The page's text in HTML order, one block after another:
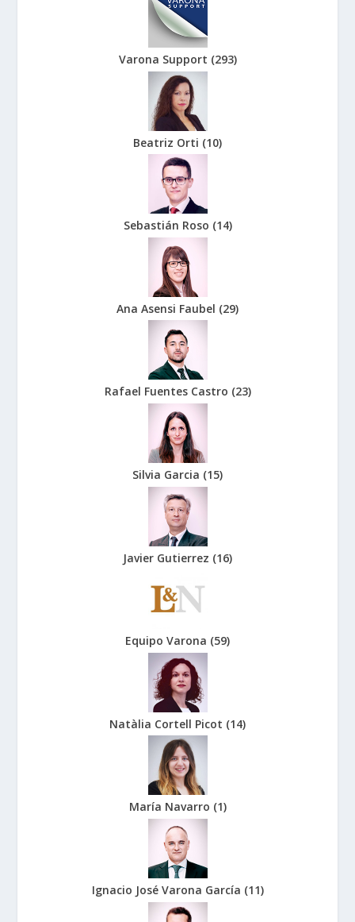
Varona Support (293)
Beatriz Orti (10)
Sebastián Roso (14)
Ana Asensi Faubel (29)
Rafael Fuentes Castro (23)
Silvia Garcia (15)
Javier Gutierrez (16)
Equipo Varona (59)
Natàlia Cortell Picot (14)
María Navarro (1)
Ignacio José Varona García (11)